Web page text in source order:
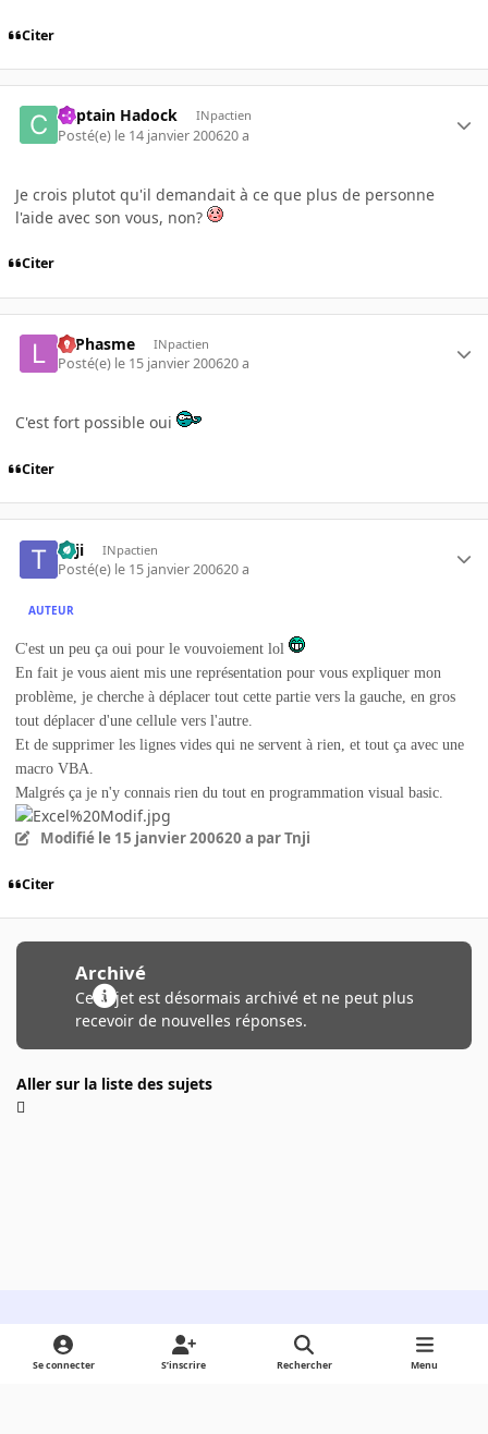
Citer
Captain Hadock INpactien
Posté(e) le 14 janvier 200620 a
Je crois plutot qu'il demandait à ce que plus de personne
l'aide avec son vous, non?
Citer
LePhasme INpactien
Posté(e) le 15 janvier 200620 a
C'est fort possible oui
Citer
Tnji INpactien
Posté(e) le 15 janvier 200620 a
AUTEUR
C'est un peu ça oui pour le vouvoiement lol
En fait je vous aient mis une représentation pour vous expliquer mon
problème, je cherche à déplacer tout cette partie vers la gauche, en gros
tout déplacer d'une cellule vers l'autre.
Et de supprimer les lignes vides qui ne servent à rien, et tout ça avec une
macro VBA.
Malgrés ça je n'y connais rien du tout en programmation visual basic.
Modifié le 15 janvier 200620 a par Tnji
Citer
Archivé
Ce sujet est désormais archivé et ne peut plus
recevoir de nouvelles réponses.
Aller sur la liste des sujets
Light ModeDark ModeSystem Preference
Se connecter S’inscrire Rechercher Menu